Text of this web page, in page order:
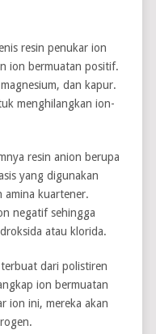
resin penukar ion
ion bermuatan positif.
dan kapur.
menghilangkan ion-
resin anion berupa
yang digunakan
amina kuartener.
negatif sehingga
atau klorida.
dari polistiren
ion bermuatan
ion ini, mereka akan